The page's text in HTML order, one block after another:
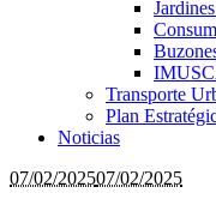
Transporte
Plan
Noticias
07/02/202507/02/2025